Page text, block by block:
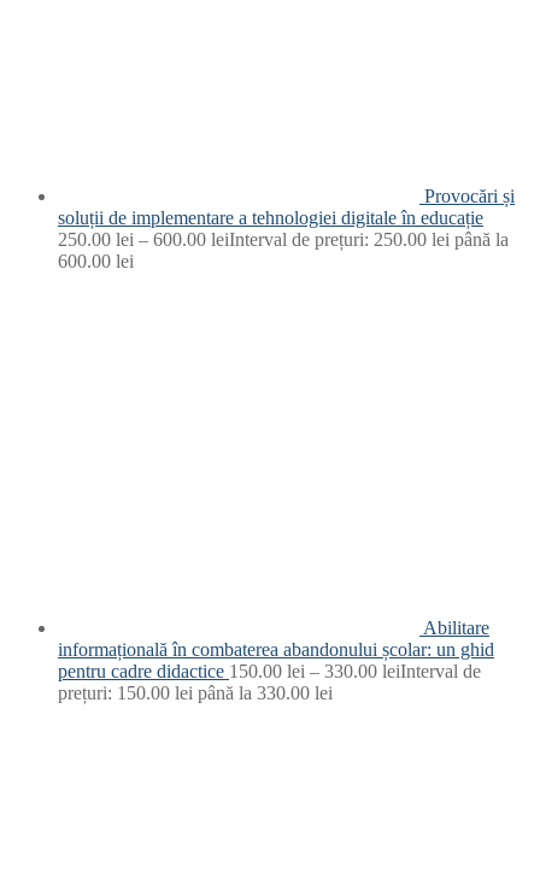
Provocări și
soluții de implementare a tehnologiei digitale în educație
250.00 lei – 600.00 leiInterval de prețuri: 250.00 lei până la
600.00 lei
Abilitare
informațională în combaterea abandonului școlar: un ghid
pentru cadre didactice 150.00 lei – 330.00 leiInterval de
prețuri: 150.00 lei până la 330.00 lei